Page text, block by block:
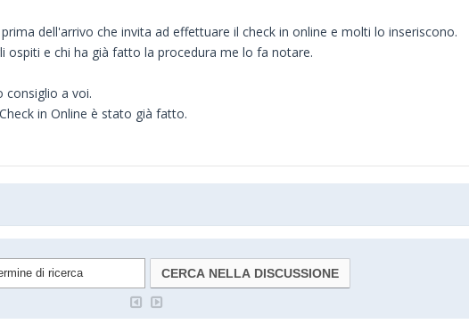
dell'arrivo che invita ad effettuare il check in online e molti lo inseriscono.
ospiti e chi ha già fatto la procedura me lo fa notare.
consiglio a voi.
in Online è stato già fatto.